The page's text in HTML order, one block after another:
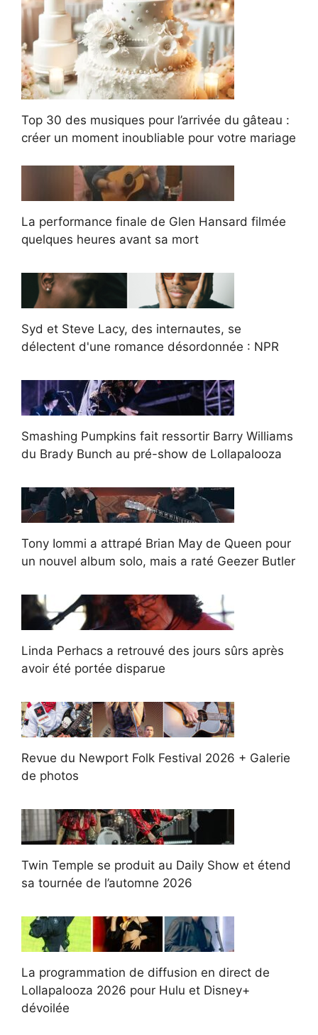
Top 30 des musiques pour l’arrivée du gâteau :
créer un moment inoubliable pour votre mariage
La performance finale de Glen Hansard filmée
quelques heures avant sa mort
Syd et Steve Lacy, des internautes, se
délectent d'une romance désordonnée : NPR
Smashing Pumpkins fait ressortir Barry Williams
du Brady Bunch au pré-show de Lollapalooza
Tony Iommi a attrapé Brian May de Queen pour
un nouvel album solo, mais a raté Geezer Butler
Linda Perhacs a retrouvé des jours sûrs après
avoir été portée disparue
Revue du Newport Folk Festival 2026 + Galerie
de photos
Twin Temple se produit au Daily Show et étend
sa tournée de l’automne 2026
La programmation de diffusion en direct de
Lollapalooza 2026 pour Hulu et Disney+
dévoilée